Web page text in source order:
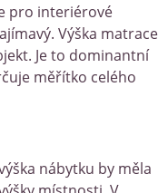
pro interiérové
Výška matrace
Je to dominantní
měřítko celého
nábytku by měla